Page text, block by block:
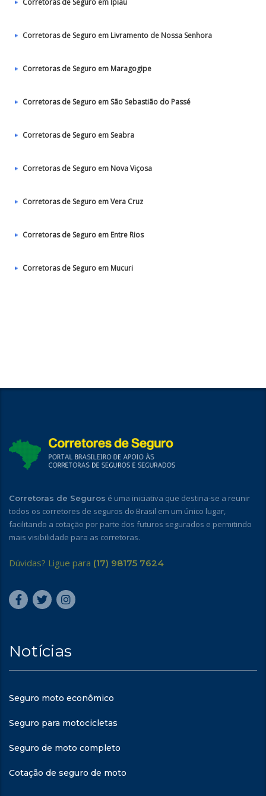
Corretoras de Seguro em Ipiaú
Corretoras de Seguro em Livramento de Nossa Senhora
Corretoras de Seguro em Maragogipe
Corretoras de Seguro em São Sebastião do Passé
Corretoras de Seguro em Seabra
Corretoras de Seguro em Nova Viçosa
Corretoras de Seguro em Vera Cruz
Corretoras de Seguro em Entre Rios
Corretoras de Seguro em Mucuri
Corretoras de Seguros é uma iniciativa que destina-se a reunir
todos os corretores de seguros do Brasil em um único lugar,
facilitando a cotação por parte dos futuros segurados e permitindo
mais visibilidade para as corretoras.
Dúvidas? Ligue para (17) 98175 7624
Notícias
Seguro moto econômico
Seguro para motocicletas
Seguro de moto completo
Cotação de seguro de moto